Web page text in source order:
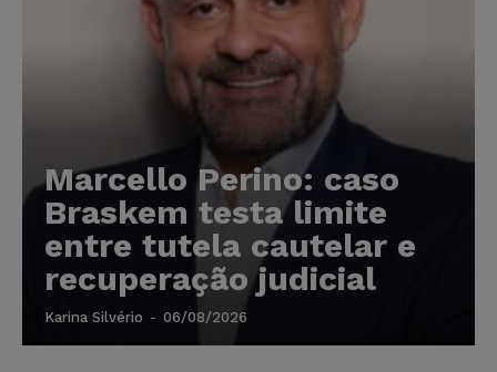
Marcello Perino: caso
Braskem testa limite
entre tutela cautelar e
recuperação judicial
Karina Silvério - 06/08/2026